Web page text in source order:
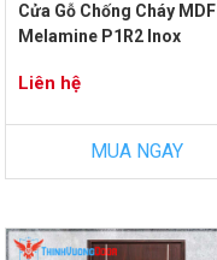
Cửa Gỗ Chống Cháy MDF
Melamine P1R2 Inox
Liên hệ
MUA NGAY